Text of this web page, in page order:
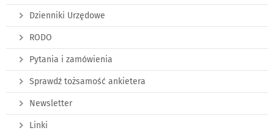
Dzienniki Urzędowe
RODO
Pytania i zamówienia
Sprawdź tożsamość ankietera
Newsletter
Linki